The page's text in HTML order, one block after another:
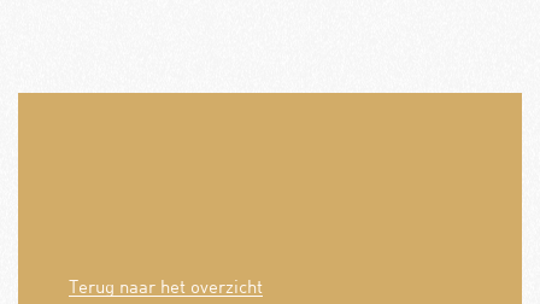
Terug naar het overzicht